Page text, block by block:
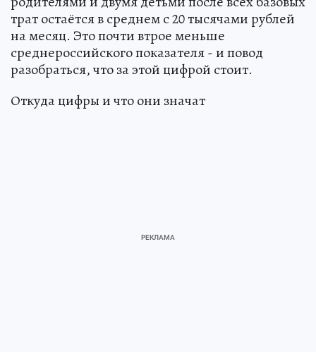
трат остаётся в среднем с 20 тысячами рублей
на месяц. Это почти втрое меньше
среднероссийского показателя - и повод
разобраться, что за этой цифрой стоит.
Откуда цифры и что они значат